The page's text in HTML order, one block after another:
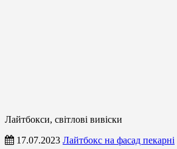
Лайтбокси, світлові вивіски
17.07.2023 Лайтбокс на фасад пекарні